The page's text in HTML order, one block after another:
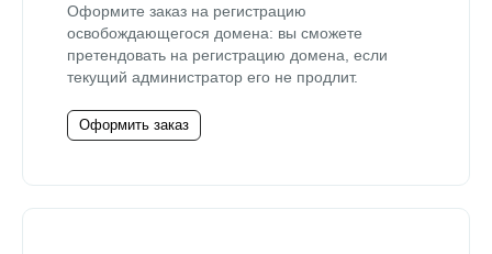
Оформите заказ на регистрацию
освобождающегося домена: вы сможете
претендовать на регистрацию домена, если
текущий администратор его не продлит.
Оформить заказ